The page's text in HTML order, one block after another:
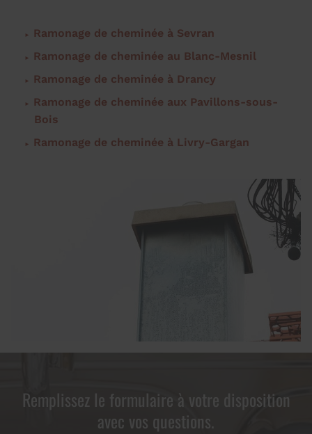
Ramonage de cheminée à Sevran
Ramonage de cheminée au Blanc-Mesnil
Ramonage de cheminée à Drancy
Ramonage de cheminée aux Pavillons-sous-
Bois
Ramonage de cheminée à Livry-Gargan
Remplissez le formulaire à votre disposition
avec vos questions.